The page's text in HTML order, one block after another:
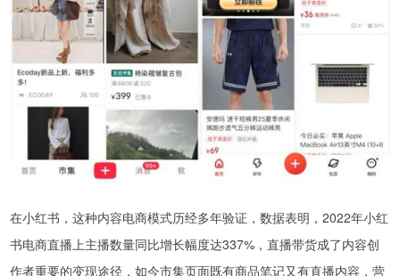
在小红书，这种内容电商模式历经多年验证，数据表明，2022年小红
书电商直播上主播数量同比增长幅度达337%，直播带货成了内容创
作者重要的变现途径，如今市集页面既有商品笔记又有直播内容，营